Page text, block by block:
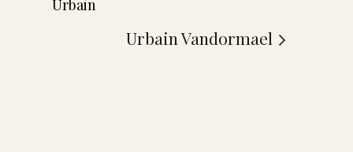
Urbain Vandormael